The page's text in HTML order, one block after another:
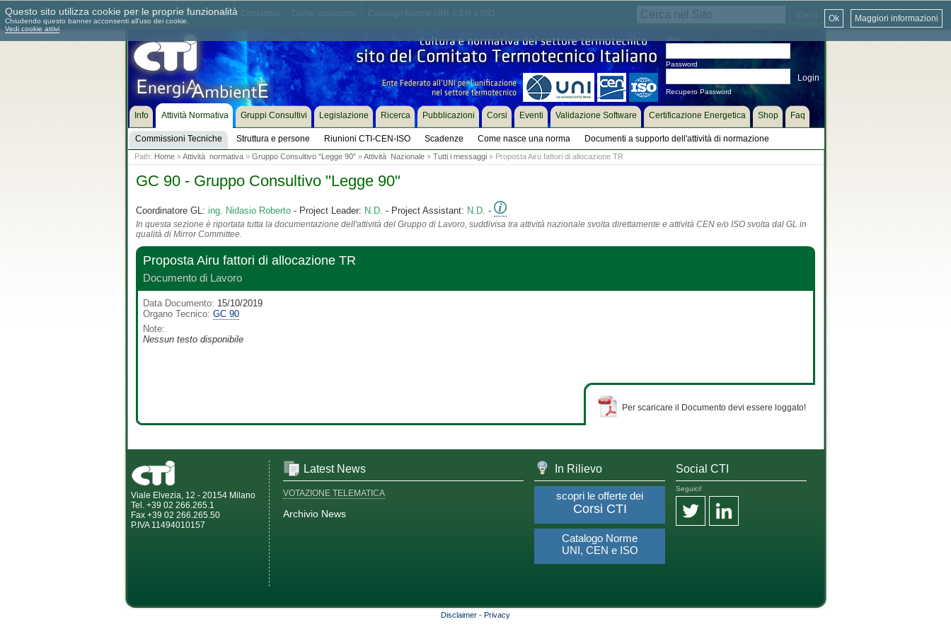
Chi siamo Dove siamo
Password
Recupero Password
Info Attività Normativa
Commissioni Tecniche Struttura e persone Riunioni CTI-CEN-ISO Scadenze Come nasce una norma Documenti a supporto dell'attività di normazione
Gruppi Consultivi Legislazione Ricerca Pubblicazioni Corsi Eventi Validazione Software Certificazione Energetica Shop Faq
Path: Home»Attività normativa» Gruppo Consultivo "Legge 90"»Attività Nazionale» Tutti i messaggi» Proposta Airu fattori di allocazione TR
GC 90 - Gruppo Consultivo "Legge 90"
Coordinatore GL: ing. Nidasio Roberto- Project Leader: N.D. - Project Assistant: N.D. -
In questa sezione è riportata tutta la documentazione dell'attività del Gruppo di Lavoro, suddivisa tra attività nazionale svolta direttamente e attività CEN e/o ISO svolta dal GL in
qualità di Mirror Committee.
Proposta Airu fattori di allocazione TR
Documento di Lavoro
Data Documento: 15/10/2019
Organo Tecnico: GC 90
Note:
Nessun testo disponibile
Per scaricare il Documento devi essere loggato!
Viale Elvezia, 12 - 20154 Milano
Tel. +39 02 266.265.1
Fax +39 02 266.265.50
P.IVA 11494010157
Latest News
VOTAZIONE TELEMATICA
Archivio News
In Rilievo
scopri le offerte dei
Corsi CTI
Catalogo Norme
UNI, CEN e ISO
Social CTI
Seguici!
Disclaimer - Privacy
Questo sito utilizza cookie per le proprie funzionalità
Chiudendo questo banner acconsenti all'uso dei cookie.
Vedi cookie attivi
Maggiori informazioni
Ok